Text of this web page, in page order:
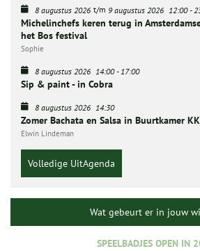
8 augustus 2026 t/m 9 augustus 2026 12:00-
Michelinchefs keren terug in
het Bos festival
Sophie
8 augustus 2026 14:00-17:00
Sip & paint - in Cobra
8 augustus 2026 14:30
Zomer Bachata en Salsa in Buurtkamer
Elwin Lindeman
Volledige UitAgenda
Wat gebeurt er in jouw
SPEELBADJES OPEN IN